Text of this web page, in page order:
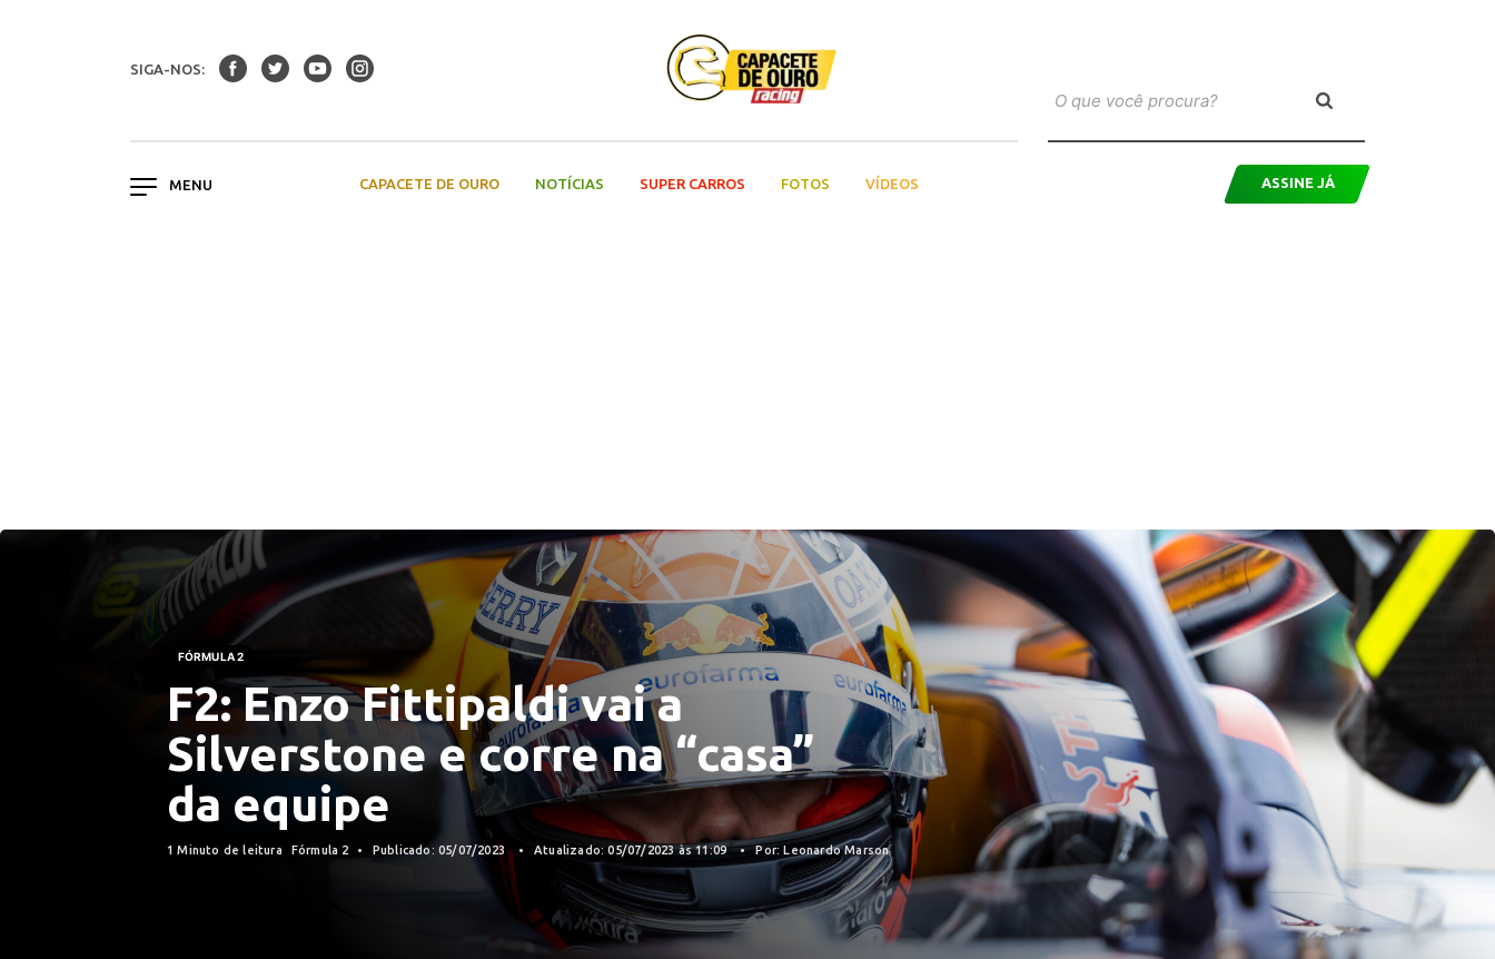
SIGA-NOS:
CAPACETE DE OURO NOTÍCIAS SUPER CARROS FOTOS VÍDEOS ASSINE JÁ
FÓRMULA 2
F2: Enzo Fittipaldi vai a
Silverstone e corre na “casa”
da equipe
1 Minuto de leitura Fórmula 2 Publicado: 05/07/2023 Atualizado: 05/07/2023 às 11:09 Por: Leonardo Marson